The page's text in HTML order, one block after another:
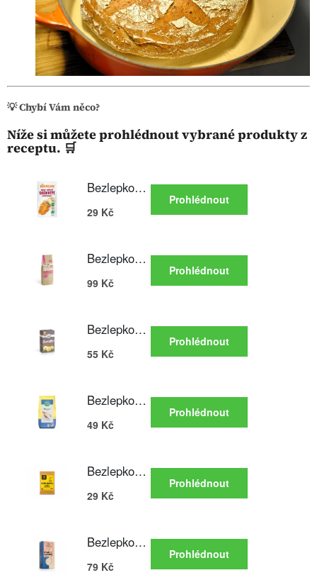
💡 Chybí Vám něco?
Níže si můžete prohlédnout vybrané produkty z
receptu. 🛒